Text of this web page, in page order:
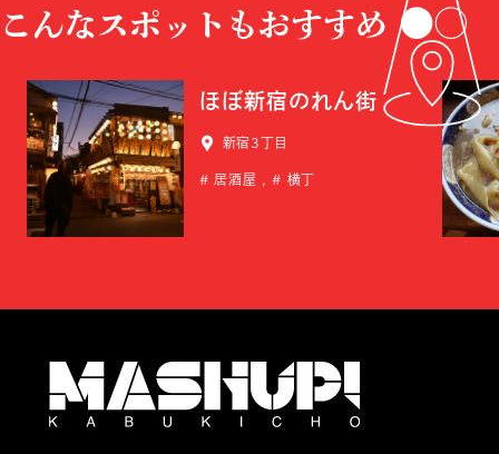
こんなスポットもおすすめ
ほぼ新宿のれん街
新宿3丁目
居酒屋 横丁